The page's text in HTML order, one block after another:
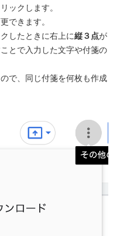
ックします。
きます。
したときに右上に縦３点が
とで入力した文字や付箋の
、同じ付箋を何枚も作成